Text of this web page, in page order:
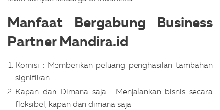
Manfaat Bergabung Business
Partner Mandira.id
Komisi : Memberikan peluang penghasilan tambahan
signifikan
Kapan dan Dimana saja : Menjalankan bisnis secara
fleksibel, kapan dan dimana saja